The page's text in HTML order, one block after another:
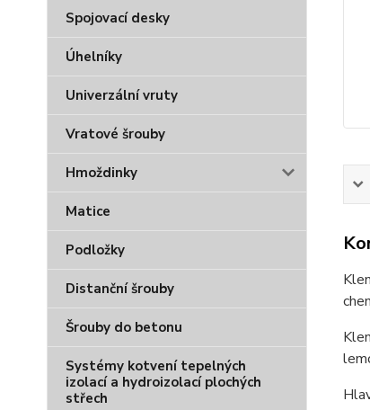
Spojovací desky
Úhelníky
Univerzální vruty
Vratové šrouby
Hmoždinky
Matice
Podložky
Distanční šrouby
Šrouby do betonu
Systémy kotvení tepelných
izolací a hydroizolací plochých
střech